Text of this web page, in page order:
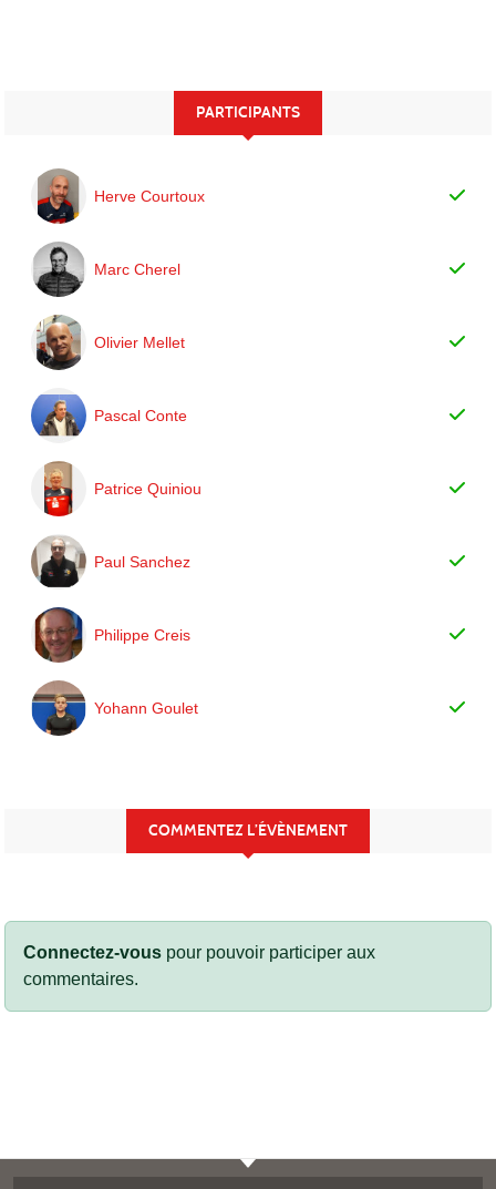
PARTICIPANTS
Herve Courtoux
Marc Cherel
Olivier Mellet
Pascal Conte
Patrice Quiniou
Paul Sanchez
Philippe Creis
Yohann Goulet
COMMENTEZ L’ÉVÈNEMENT
Connectez-vous pour pouvoir participer aux
commentaires.